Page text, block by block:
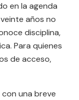
en la agenda
años no
disciplina,
Para quienes
de acceso,
una breve